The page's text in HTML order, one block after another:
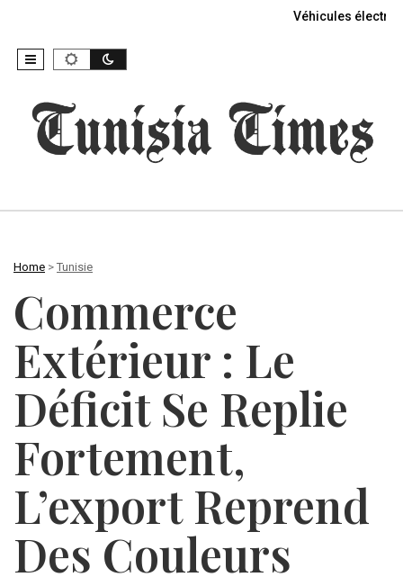
Véhicules
Home > Tunisie
Commerce
Extérieur : Le
Déficit Se Replie
Fortement,
L’export Reprend
Des Couleurs